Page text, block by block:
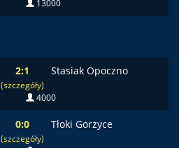
13000
2:1
(szczegóły)
Stasiak Opoczno
4000
0:0
(szczegóły)
Tłoki Gorzyce